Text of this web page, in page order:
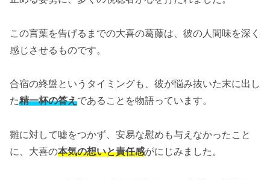
この言葉を告げるまでの大喜の葛藤は、彼の人間味を深く
感じさせるものです。
合宿の終盤というタイミングも、彼が悩み抜いた末に出し
た精一杯の答えであることを物語っています。
雛に対して嘘をつかず、安易な慰めも与えなかったこと
に、大喜の本気の想いと責任感がにじみました。